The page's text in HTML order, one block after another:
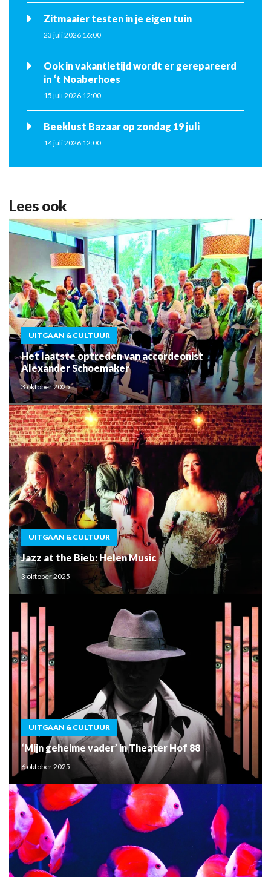
Zitmaaier testen in je eigen tuin
23 juli 2026 16:00
Ook in vakantietijd wordt er gerepareerd
in ‘t Noaberhoes
15 juli 2026 12:00
Beeklust Bazaar op zondag 19 juli
14 juli 2026 12:00
Lees ook
UITGAAN & CULTUUR
Het laatste optreden van accordeonist
Alexander Schoemaker
3 oktober 2025
UITGAAN & CULTUUR
Jazz at the Bieb: Helen Music
3 oktober 2025
UITGAAN & CULTUUR
‘Mijn geheime vader’ in Theater Hof 88
6 oktober 2025